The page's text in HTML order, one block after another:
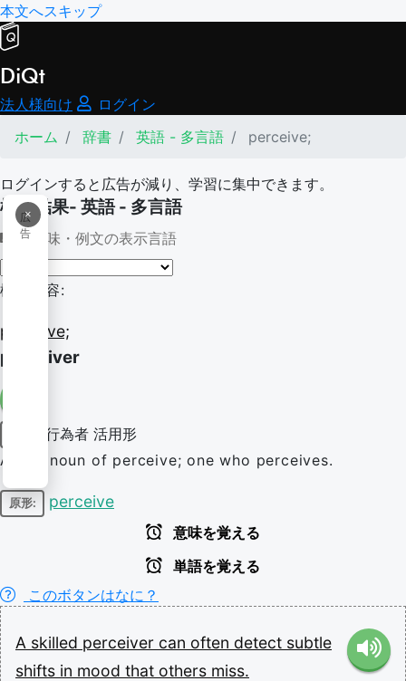
本文へスキップ
DiQt
法人様向け
ログイン
ホーム
辞書 英語 - 多言語 perceive;
ログインすると広告が減り、学習に集中できます。
×
広
告
検索結果- 英語 - 多言語
意味・例文の表示言語
検索内容:
perceive;
perceiver
行為者 活用形
Agent noun of perceive; one who perceives.
原形: perceive
意味を覚える
単語を覚える
このボタンはなに？
A skilled perceiver can often detect subtle
shifts in mood that others miss.